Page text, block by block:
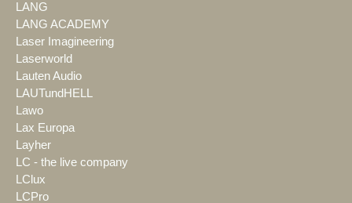
LANG
LANG ACADEMY
Laser Imagineering
Laserworld
Lauten Audio
LAUTundHELL
Lawo
Lax Europa
Layher
LC - the live company
LClux
LCPro